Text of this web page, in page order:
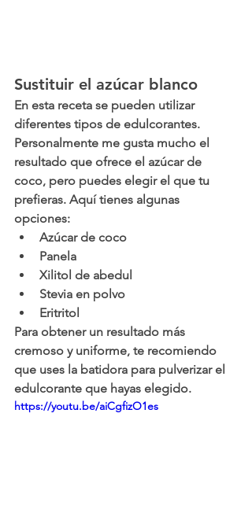
Sustituir el azúcar blanco
En esta receta se pueden utilizar
diferentes tipos de edulcorantes.
Personalmente me gusta mucho el
resultado que ofrece el azúcar de
coco, pero puedes elegir el que tu
prefieras. Aquí tienes algunas
opciones:
Azúcar de coco
Panela
Xilitol de abedul
Stevia en polvo
Eritritol
Para obtener un resultado más
cremoso y uniforme, te recomiendo
que uses la batidora para pulverizar el
edulcorante que hayas elegido.
https://youtu.be/aiCgfizO1es